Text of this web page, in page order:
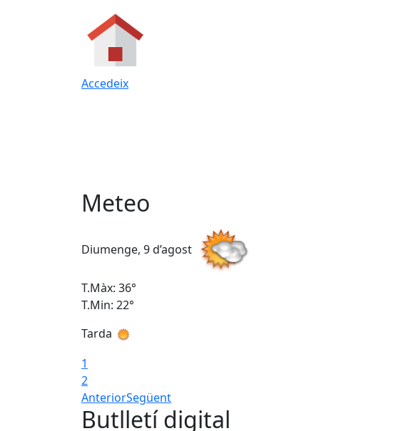
Accedeix
Meteo
Diumenge, 9 d’agost
T.Màx: 36°
T.Min: 22°
Tarda
1
2
AnteriorSegüent
Butlletí digital